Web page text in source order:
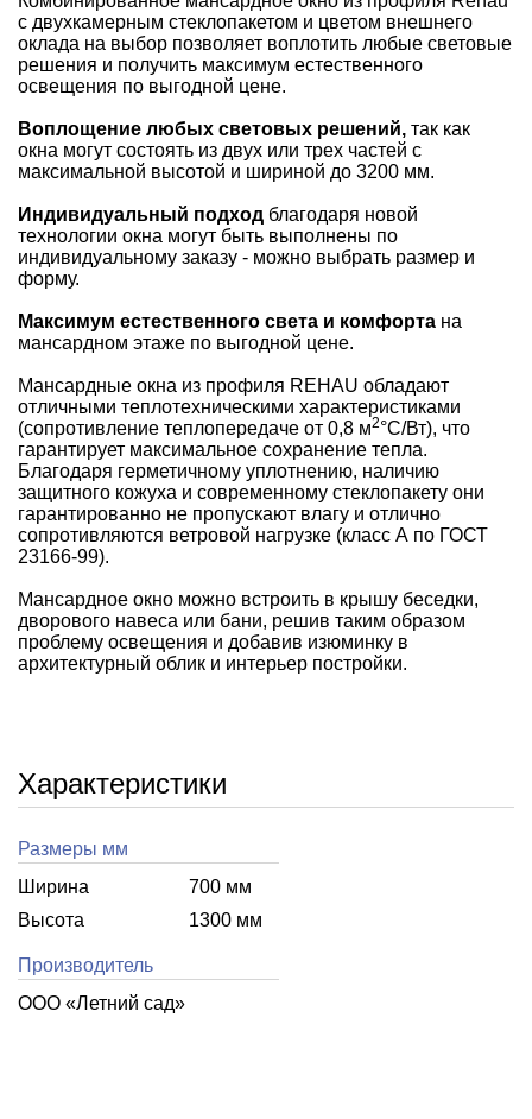
с двухкамерным стеклопакетом и цветом внешнего
оклада на выбор позволяет воплотить любые световые
решения и получить максимум естественного
освещения по выгодной цене.
Воплощение любых световых решений, так как
окна могут состоять из двух или трех частей с
максимальной высотой и шириной до 3200 мм.
Индивидуальный подход благодаря новой
технологии окна могут быть выполнены по
индивидуальному заказу - можно выбрать размер и
форму.
Максимум естественного света и комфорта на
мансардном этаже по выгодной цене.
Мансардные окна из профиля REHAU обладают
отличными теплотехническими характеристиками
(сопротивление теплопередаче от 0,8 м2°С/Вт), что
гарантирует максимальное сохранение тепла.
Благодаря герметичному уплотнению, наличию
защитного кожуха и современному стеклопакету они
гарантированно не пропускают влагу и отлично
сопротивляются ветровой нагрузке (класс А по ГОСТ
23166-99).
Мансардное окно можно встроить в крышу беседки,
дворового навеса или бани, решив таким образом
проблему освещения и добавив изюминку в
архитектурный облик и интерьер постройки.
Характеристики
Размеры мм
Ширина
700 мм
Высота
1300 мм
Производитель
ООО «Летний cад»